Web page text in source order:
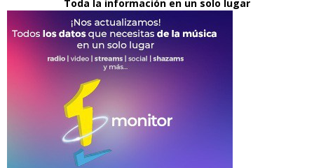
Toda la información en un solo lugar